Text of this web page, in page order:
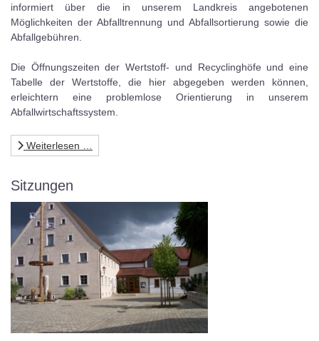
informiert über die in unserem Landkreis angebotenen
Möglichkeiten der Abfalltrennung und Abfallsortierung sowie die
Abfallgebühren.
Die Öffnungszeiten der Wertstoff- und Recyclinghöfe und eine
Tabelle der Wertstoffe, die hier abgegeben werden können,
erleichtern eine problemlose Orientierung in unserem
Abfallwirtschaftssystem.
Weiterlesen …
Sitzungen